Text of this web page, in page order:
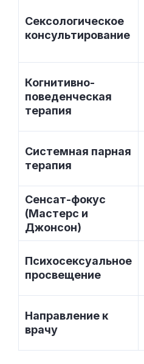
Сексологическое
консультирование
Когнитивно-
поведенческая
терапия
Системная парная
терапия
Сенсат-фокус
(Мастерс и
Джонсон)
Психосексуальное
просвещение
Направление к
врачу